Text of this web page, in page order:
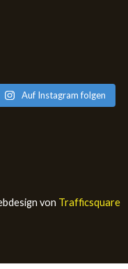
Auf Instagram folgen
von Trafficsquare